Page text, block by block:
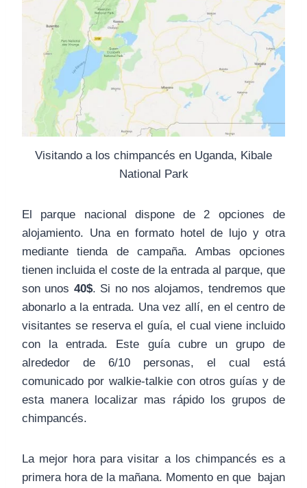
Visitando a los chimpancés en Uganda, Kibale
National Park
El parque nacional dispone de 2 opciones de
alojamiento. Una en formato hotel de lujo y otra
mediante tienda de campaña. Ambas opciones
tienen incluida el coste de la entrada al parque, que
son unos 40$. Si no nos alojamos, tendremos que
abonarlo a la entrada. Una vez allí, en el centro de
visitantes se reserva el guía, el cual viene incluido
con la entrada. Este guía cubre un grupo de
alrededor de 6/10 personas, el cual está
comunicado por walkie-talkie con otros guías y de
esta manera localizar mas rápido los grupos de
chimpancés.
La mejor hora para visitar a los chimpancés es a
primera hora de la mañana. Momento en que bajan